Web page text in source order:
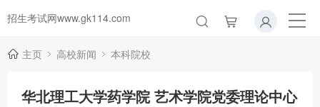
招生考试网www.gk114.com
主页 高校新闻 本科院校
华北理工大学药学院 艺术学院党委理论中心